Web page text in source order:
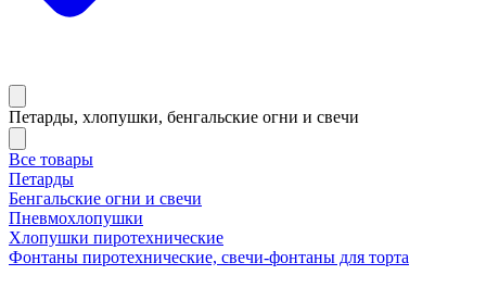
Петарды, хлопушки, бенгальские огни и свечи
Все товары
Петарды
Бенгальские огни и свечи
Пневмохлопушки
Хлопушки пиротехнические
Фонтаны пиротехнические, свечи-фонтаны для торта